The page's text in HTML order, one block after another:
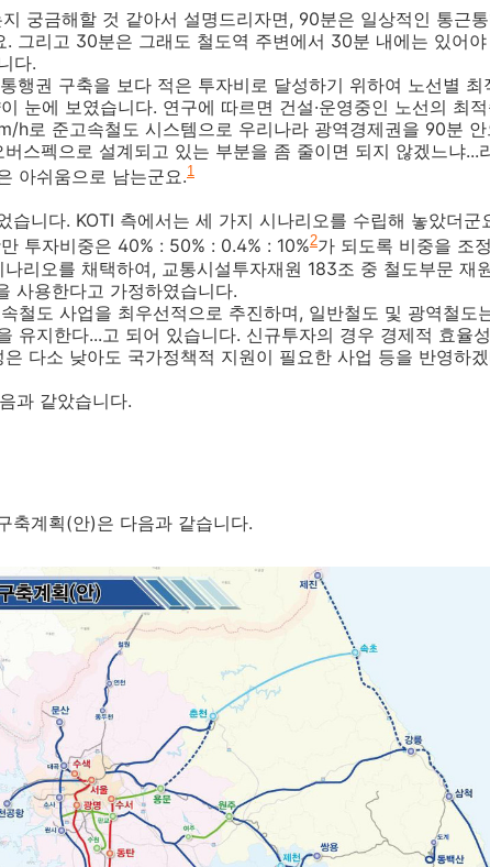
궁금해할 것 같아서 설명드리자면, 90분은 일상적인 통근
. 그리고 30분은 그래도 철도역 주변에서 30분 내에는 있어
다.
행권 구축을 보다 적은 투자비로 달성하기 위하여 노선별 최
눈에 보였습니다. 연구에 따르면 건설·운영중인 노선의 최
h로 준고속철도 시스템으로 우리나라 광역경제권을 90분
스펙으로 설계되고 있는 부분을 좀 줄이면 되지 않겠느냐...
아쉬움으로 남는군요.1
습니다. KOTI 측에서는 세 가지 시나리오를 수립해 놓았더군
투자비중은 40% : 50% : 0.4% : 10%2가 되도록 비중을 조
리오를 채택하여, 교통시설투자재원 183조 중 철도부문 재
사용한다고 가정하였습니다.
철도 사업을 최우선적으로 추진하며, 일반철도 및 광역철도
유지한다...고 되어 있습니다. 신규투자의 경우 경제적 효율
다소 낮아도 국가정책적 지원이 필요한 사업 등을 반영하
과 같았습니다.
축계획(안)은 다음과 같습니다.